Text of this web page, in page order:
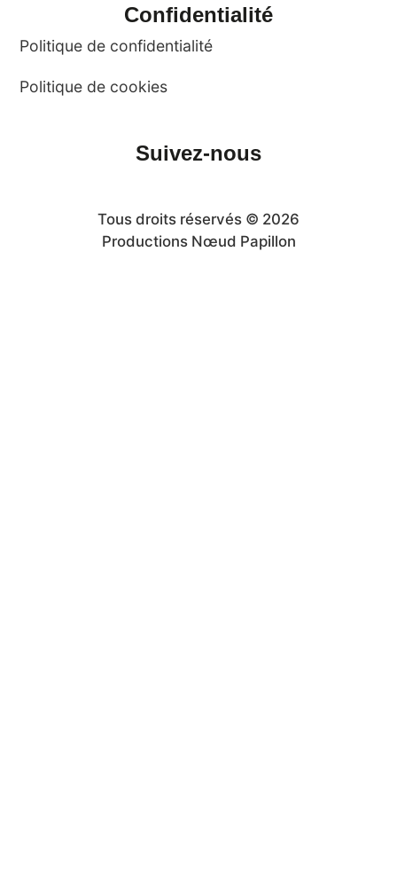
Confidentialité
Politique de confidentialité
Politique de cookies
Suivez-nous
Tous droits réservés © 2026
Productions Nœud Papillon